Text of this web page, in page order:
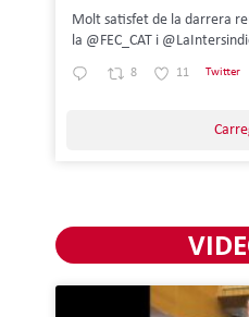
Molt satisfet de la darrera
la @FEC_CAT i
8 11 Twitter